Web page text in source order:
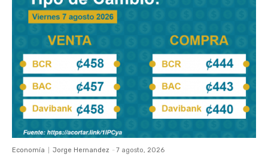
Economía Jorge Hernandez - 7 agosto, 2026